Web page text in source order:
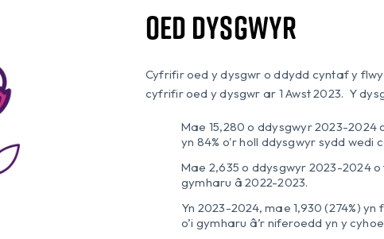
Oed dysgwyr
Cyfrifir oed y dysgwr o ddydd cyntaf y
cyfrifir oed y dysgwr ar 1 Awst 2023. Y
Mae 15,280 o ddysgwyr 2023-2024
yn 84% o'r holl ddysgwyr sydd wedi
Mae 2,635 o ddysgwyr 2023-2024 o
gymharu â 2022-2023.
Yn 2023-2024, mae 1,930 (274%)
o’i gymharu â’r niferoedd yn y